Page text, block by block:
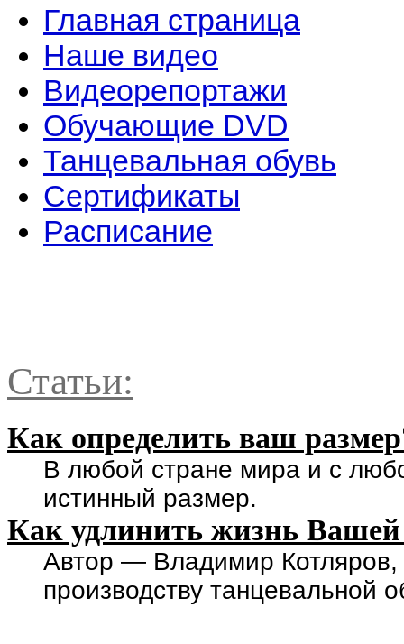
Главная страница
Наше видео
Видеорепортажи
Обучающие DVD
Танцевальная обувь
Сертификаты
Расписание
Статьи:
Как определить ваш
В любой стране мира и с
истинный размер.
Как удлинить жизнь Вашей
Автор — Владимир Котляров,
производству танцевальной